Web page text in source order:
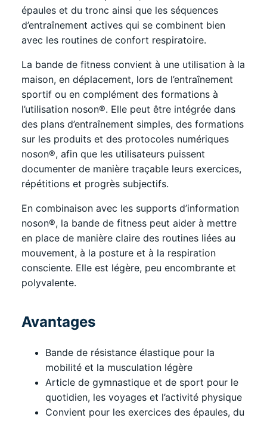
épaules et du tronc ainsi que les séquences
d’entraînement actives qui se combinent bien
avec les routines de confort respiratoire.
La bande de fitness convient à une utilisation à la
maison, en déplacement, lors de l’entraînement
sportif ou en complément des formations à
l’utilisation noson®. Elle peut être intégrée dans
des plans d’entraînement simples, des formations
sur les produits et des protocoles numériques
noson®, afin que les utilisateurs puissent
documenter de manière traçable leurs exercices,
répétitions et progrès subjectifs.
En combinaison avec les supports d’information
noson®, la bande de fitness peut aider à mettre
en place de manière claire des routines liées au
mouvement, à la posture et à la respiration
consciente. Elle est légère, peu encombrante et
polyvalente.
Avantages
Bande de résistance élastique pour la
mobilité et la musculation légère
Article de gymnastique et de sport pour le
quotidien, les voyages et l’activité physique
Convient pour les exercices des épaules, du